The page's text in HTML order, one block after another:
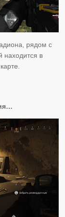
рядом с
находится в